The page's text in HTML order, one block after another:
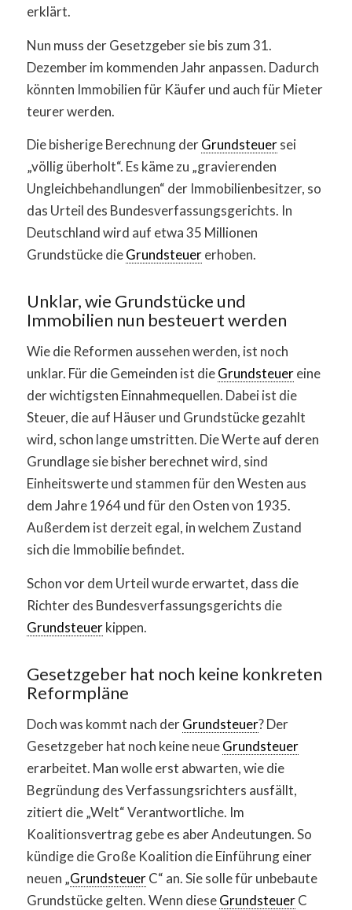
erklärt.
Nun muss der Gesetzgeber sie bis zum 31.
Dezember im kommenden Jahr anpassen. Dadurch
könnten Immobilien für Käufer und auch für Mieter
teurer werden.
Die bisherige Berechnung derGrundsteuersei
„völlig überholt“. Es käme zu „gravierenden
Ungleichbehandlungen“ der Immobilienbesitzer, so
das Urteil des Bundesverfassungsgerichts. In
Deutschland wird auf etwa 35 Millionen
Grundstücke dieGrundsteuererhoben.
Unklar, wie Grundstücke und
Immobilien nun besteuert werden
Wie die Reformen aussehen werden, ist noch
unklar. Für die Gemeinden ist dieGrundsteuereine
der wichtigsten Einnahmequellen. Dabei ist die
Steuer, die auf Häuser und Grundstücke gezahlt
wird, schon lange umstritten. Die Werte auf deren
Grundlage sie bisher berechnet wird, sind
Einheitswerte und stammen für den Westen aus
dem Jahre 1964 und für den Osten von 1935.
Außerdem ist derzeit egal, in welchem Zustand
sich die Immobilie befindet.
Schon vor dem Urteil wurde erwartet, dass die
Richter des Bundesverfassungsgerichts die
Grundsteuerkippen.
Gesetzgeber hat noch keine konkreten
Reformpläne
Doch was kommt nach derGrundsteuer? Der
Gesetzgeber hat noch keine neueGrundsteuer
erarbeitet. Man wolle erst abwarten, wie die
Begründung des Verfassungsrichters ausfällt,
zitiert die „Welt“ Verantwortliche. Im
Koalitionsvertrag gebe es aber Andeutungen. So
kündige die Große Koalition die Einführung einer
neuen „GrundsteuerC“ an. Sie solle für unbebaute
Grundstücke gelten. Wenn dieseGrundsteuerC